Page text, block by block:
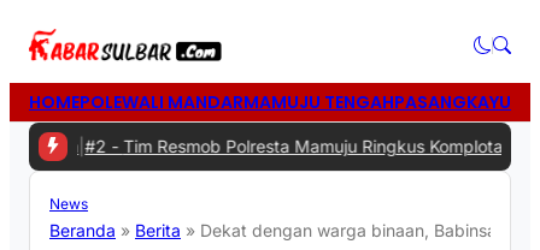
HOMEPOLEWALI MANDARMAMUJU TENGAHPASANGKAYU
#2 -Tim Resmob Polresta Mamuju Ringkus Komplotan Spesialis
News
Beranda » Berita » Dekat dengan warga binaan, Babinsa